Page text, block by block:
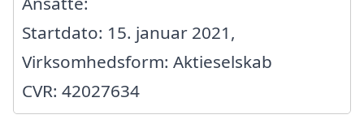
Startdato: 15. januar 2021,
Virksomhedsform: Aktieselskab
CVR: 42027634